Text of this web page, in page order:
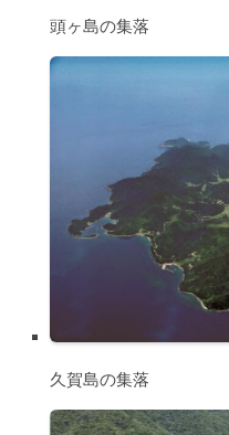
頭ヶ島の集落
久賀島の集落